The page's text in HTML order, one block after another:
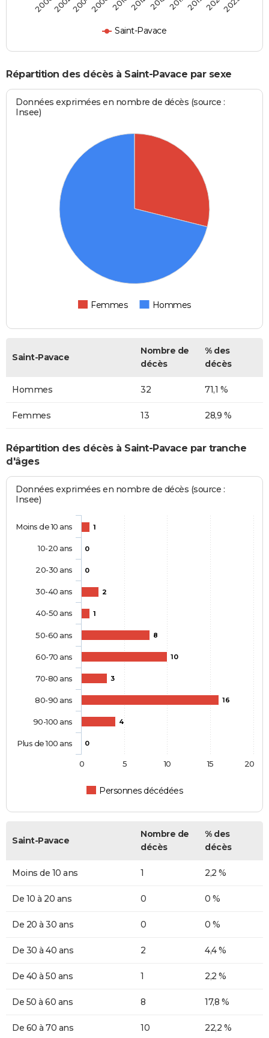
Saint-Pavace
Répartition des décès à Saint-Pavace par sexe
Données exprimées en nombre de décès (source :
Insee)
Femmes Hommes
Saint-Pavace
Nombre de
décès
% des
décès
Hommes 32 71,1 %
Femmes 13 28,9 %
Répartition des décès à Saint-Pavace par tranche
d'âges
Données exprimées en nombre de décès (source :
Insee)
1
0
0
2
1
8
10
3
16
4
0
Personnes décédées
Moins de 10 ans
10-20 ans
20-30 ans
30-40 ans
40-50 ans
50-60 ans
60-70 ans
70-80 ans
80-90 ans
90-100 ans
Plus de 100 ans
0 5 10 15 20
Saint-Pavace
Nombre de
décès
% des
décès
Moins de 10 ans 1 2,2 %
De 10 à 20 ans 0 0 %
De 20 à 30 ans 0 0 %
De 30 à 40 ans 2 4,4 %
De 40 à 50 ans 1 2,2 %
De 50 à 60 ans 8 17,8 %
De 60 à 70 ans 10 22,2 %